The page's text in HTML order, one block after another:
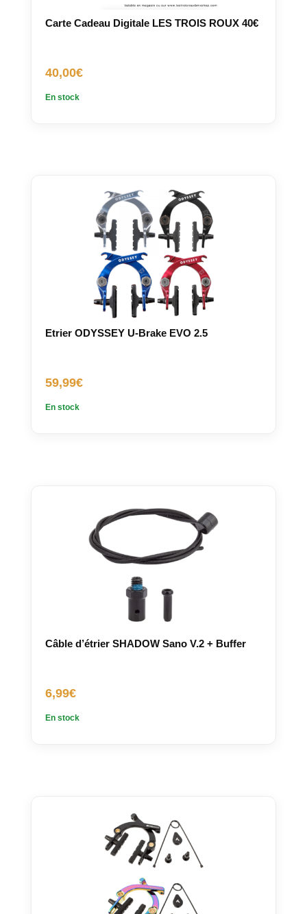
Carte Cadeau Digitale LES TROIS ROUX 40€
40,00€
En stock
Etrier ODYSSEY U-Brake EVO 2.5
59,99€
En stock
Câble d’étrier SHADOW Sano V.2 + Buffer
6,99€
En stock